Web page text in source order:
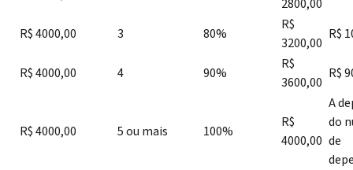
2800,00
R$ 4000,00 3 80%
R$
3200,00
R$
R$ 4000,00 4 90%
R$
3600,00
R$
R$ 4000,00 5 ou mais 100%
R$
4000,00
A
do
de